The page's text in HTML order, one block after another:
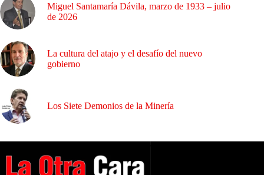
Miguel Santamaría Dávila, marzo de 1933 – julio
de 2026
La cultura del atajo y el desafío del nuevo
gobierno
Los Siete Demonios de la Minería